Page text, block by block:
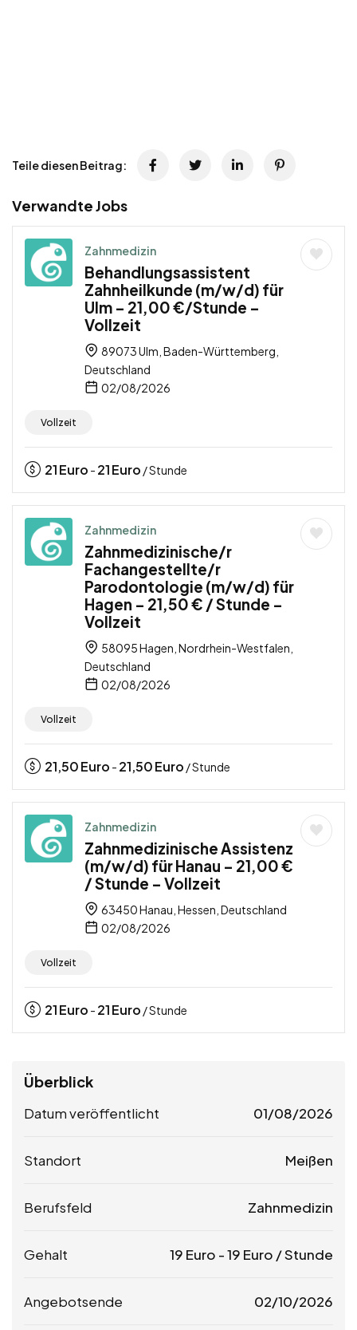
Teile diesen Beitrag:
Verwandte Jobs
Zahnmedizin
Behandlungsassistent
Zahnheilkunde (m/w/d) für
Ulm – 21,00 €/Stunde –
Vollzeit
89073 Ulm, Baden-Württemberg,
Deutschland
02/08/2026
Vollzeit
21Euro - 21Euro / Stunde
Zahnmedizin
Zahnmedizinische/r
Fachangestellte/r
Parodontologie (m/w/d) für
Hagen – 21,50 € / Stunde –
Vollzeit
58095 Hagen, Nordrhein-Westfalen,
Deutschland
02/08/2026
Vollzeit
21,50Euro - 21,50Euro / Stunde
Zahnmedizin
Zahnmedizinische Assistenz
(m/w/d) für Hanau – 21,00 €
/ Stunde – Vollzeit
63450 Hanau, Hessen, Deutschland
02/08/2026
Vollzeit
21Euro - 21Euro / Stunde
Überblick
Datum veröffentlicht 01/08/2026
Standort Meißen
Berufsfeld Zahnmedizin
Gehalt 19 Euro -19 Euro / Stunde
Angebotsende 02/10/2026